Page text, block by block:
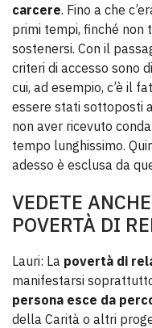
carcere. Fino a che
primi tempi, finché non
sostenersi. Con il
criteri di accesso sono
cui, ad esempio, c’è il
essere stati sottoposti
non aver ricevuto
tempo lunghissimo.
adesso è esclusa da
VEDETE
POVERTÀ DI
Lauri: La povertà di
manifestarsi
persona esce da
della Carità o altri